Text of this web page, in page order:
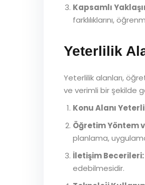
Kapsamlı
farklılıklarını,
Yeterlilik
Yeterlilik alanları,
ve verimli bir şekilde
Konu Alanı
Öğretim Yöntem
planlama,
İletişim Becerileri:
edebilmesidir.